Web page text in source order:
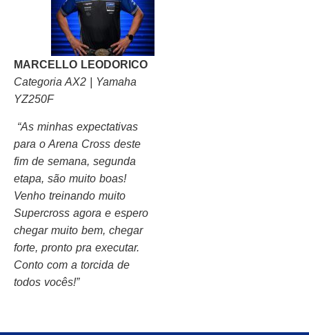
MARCELLO LEODORICO
Categoria AX2 | Yamaha
YZ250F
“As minhas expectativas
para o Arena Cross deste
fim de semana, segunda
etapa, são muito boas!
Venho treinando muito
Supercross agora e espero
chegar muito bem, chegar
forte, pronto pra executar.
Conto com a torcida de
todos vocês!”